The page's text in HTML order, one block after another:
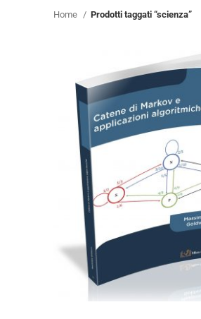
Home Prodotti taggati “scienza”
24,00€